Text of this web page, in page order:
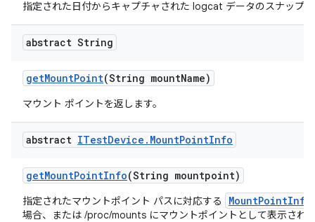
指定された日付からキャプチャされた logcat データのスナップ
abstract String
getMountPoint(String mountName)
マウント ポイントを返します。
abstract ITestDevice . MountPointInfo
getMountPointInfo(String mountpoint)
指定されたマウントポイント パスに対応する MountPointInfo
場合、または /proc/mounts にマウントポイントとして表示され